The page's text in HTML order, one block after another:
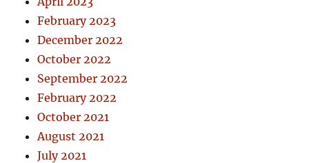
February 2023
December 2022
October 2022
September 2022
February 2022
October 2021
August 2021
July 2021